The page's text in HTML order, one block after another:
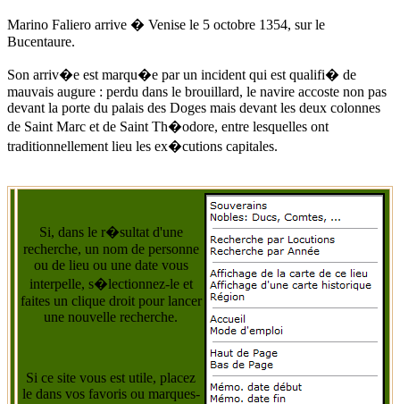
Marino Faliero arrive � Venise le 5 octobre 1354, sur le
Bucentaure.
Son arriv�e est marqu�e par un incident qui est qualifi� de
mauvais augure : perdu dans le brouillard, le navire accoste non pas
devant la porte du palais des Doges mais devant les deux colonnes
de Saint Marc et de Saint Th�odore, entre lesquelles ont
traditionnellement lieu les ex�cutions capitales.
Si, dans le r�sultat d'une
recherche, un nom de personne
ou de lieu ou une date vous
interpelle, s�lectionnez-le et
faites un clique droit pour lancer
une nouvelle recherche.
Si ce site vous est utile, placez
le dans vos favoris ou marques-